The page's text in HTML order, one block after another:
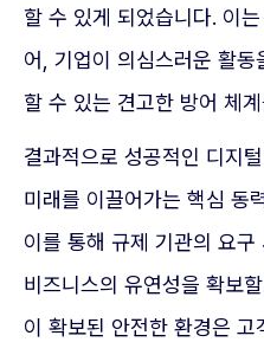
할 수 있게 되었습니다. 이
어, 기업이 의심스러운 활
할 수 있는 견고한 방어 체
결과적으로 성공적인 디지
미래를 이끌어가는 핵심 동
이를 통해 규제 기관의 요
비즈니스의 유연성을 확보
이 확보된 안전한 환경은